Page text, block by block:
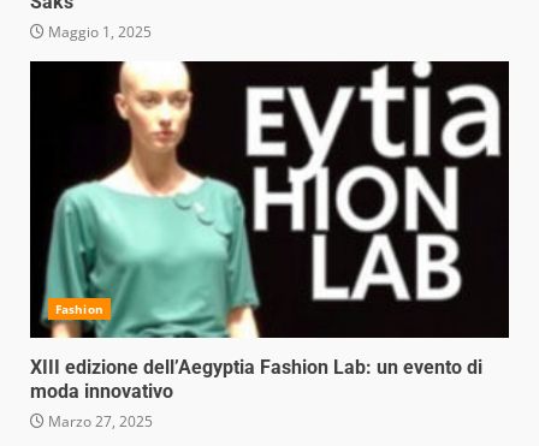
Maggio 1, 2025
Fashion
XIII edizione dell’Aegyptia Fashion Lab: un evento di
moda innovativo
Marzo 27, 2025